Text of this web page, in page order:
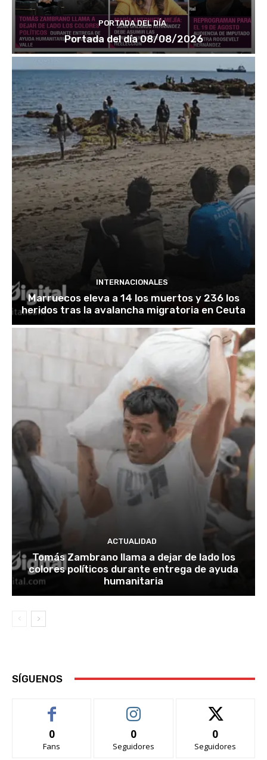
PORTADA DEL DÍA
Portada del día 08/08/2026
INTERNACIONALES
Marruecos eleva a 14 los muertos y 236 los
heridos tras la avalancha migratoria en Ceuta
ACTUALIDAD
Tomás Zambrano llama a dejar de lado los
colores políticos durante entrega de ayuda
humanitaria
SÍGUENOS
0
Fans
0
Seguidores
0
Seguidores